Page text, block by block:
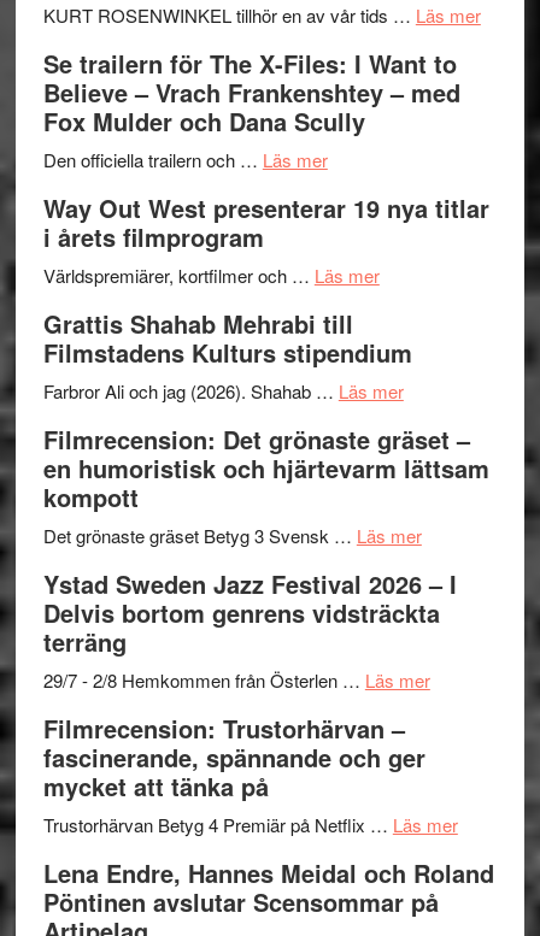
Huskvarna
Park
–
kväll
KURT ROSENWINKEL tillhör en av vår tids … Läs merom
Festival
II
Se trailern för The X-Files: I Want to
Believe – Vrach Frankenshtey – med
Fox Mulder och Dana Scully
Den officiella trailern och … Läs merom
trailern
The
Files:
I
Want
Believe
–
Frankenshtey
med
Fox
och
Scully
Way Out West presenterar 19 nya titlar
i årets filmprogram
Världspremiärer, kortfilmer och … Läs merom
West
presenterar
nya
titlar
årets
Grattis Shahab Mehrabi till
Filmstadens Kulturs stipendium
Farbror Ali och jag (2026). Shahab … Läs merom
Shahab
Mehrabi
Filmstadens
stipendium
Filmrecension: Det grönaste gräset –
en humoristisk och hjärtevarm lättsam
kompott
Det grönaste gräset Betyg 3 Svensk … Läs merom
Det
grönaste
–
och
lättsam
Ystad Sweden Jazz Festival 2026 – I
Delvis bortom genrens vidsträckta
terräng
29/7 - 2/8 Hemkommen från Österlen … Läs merom
2026
I
Delvis
Filmrecension: Trustorhärvan –
fascinerande, spännande och ger
mycket att tänka på
Trustorhärvan Betyg 4 Premiär på Netflix … Läs merom
Lena Endre, Hannes Meidal och Roland
Pöntinen avslutar Scensommar på